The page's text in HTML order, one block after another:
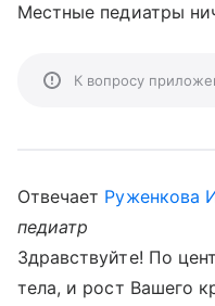
Местные педиатры
К вопросу
Отвечает Руженкова
педиатр
Здравствуйте! По
тела, и рост Вашего